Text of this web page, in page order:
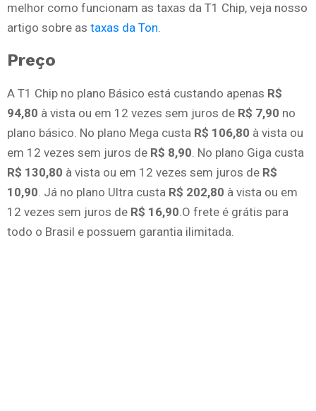
melhor como funcionam as taxas da T1 Chip, veja nosso
artigo sobre as taxas da Ton.
Preço
A T1 Chip no plano Básico está custando apenas R$
94,80 à vista ou em 12 vezes sem juros de R$ 7,90 no
plano básico. No plano Mega custa R$ 106,80 à vista ou
em 12 vezes sem juros de R$ 8,90. No plano Giga custa
R$ 130,80 à vista ou em 12 vezes sem juros de R$
10,90. Já no plano Ultra custa R$ 202,80 à vista ou em
12 vezes sem juros de R$ 16,90.O frete é grátis para
todo o Brasil e possuem garantia ilimitada.